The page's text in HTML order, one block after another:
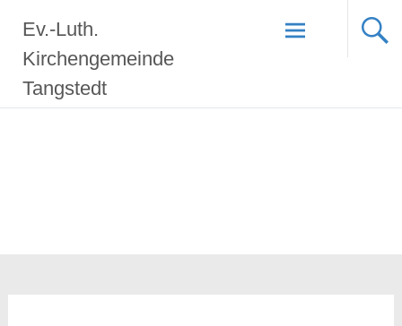
Inhalt
springen
Ev.-Luth.
Kirchengemeinde
Tangstedt